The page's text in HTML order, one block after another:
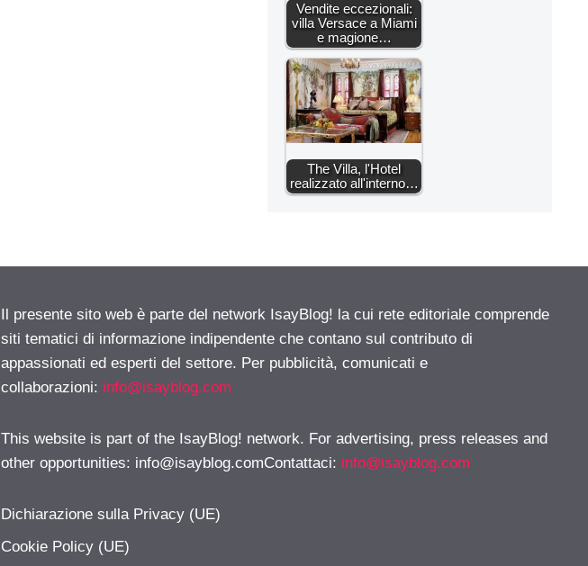
Vendite eccezionali:
villa Versace a Miami
e magione…
The Villa, l'Hotel
realizzato all'interno…
Il presente sito web è parte del network IsayBlog! la cui rete editoriale comprende
siti tematici di informazione indipendente che contano sul contributo di
appassionati ed esperti del settore. Per pubblicità, comunicati e
collaborazioni: info@isayblog.com
This website is part of the IsayBlog! network. For advertising, press releases and
other opportunities: info@isayblog.comContattaci: info@isayblog.com
Dichiarazione sulla Privacy (UE)
Cookie Policy (UE)